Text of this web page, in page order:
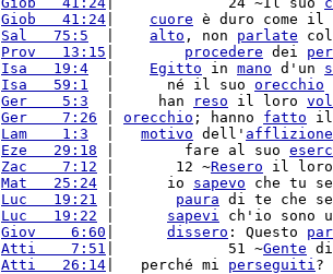
Giob   41:24 cuore è duro come il
Sal   75:5 alto , non parlate
Prov   13:15 procedere dei
Isa   19:4 Egitto in mano d'un
Isa   59:1
  |      né il suo
orecchio
Ger    5:3
  |     han
reso il loro
Ger    7:26 orecchio ; hanno fatto il
Lam    1:3 motivo dell' afflizione
Eze   29:18 |        fare al suo
Zac    7:12 |       12 ~Resero il
Mat   25:24 |      io sapevo che tu
Luc   19:21 paura di te che
Luc   19:22 sapevi ch'io sono
Giov    6:60 dissero : Questo
Atti    7:51 |             51 ~Gente
Atti   26:14 |   perché mi perseguiti